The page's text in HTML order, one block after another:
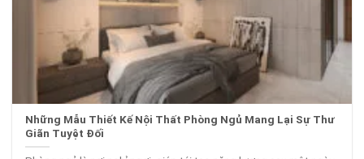
Những Mẫu Thiết Kế Nội Thất Phòng Ngủ Mang Lại Sự Thư
Giãn Tuyệt Đối